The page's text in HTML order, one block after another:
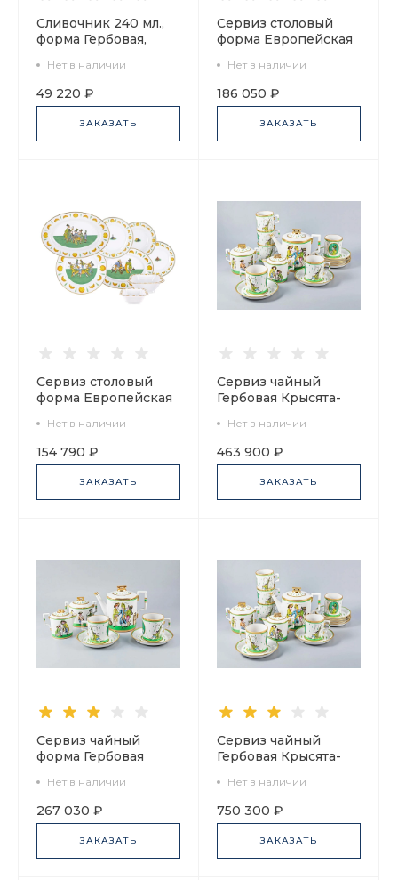
Сливочник 240 мл.,
форма Гербовая,
воришки арт.
80.54330.00.1
Нет в наличии
49 220 ₽
ЗАКАЗАТЬ
Сервиз столовый
форма Европейская
воришки, 2 персоны
9 предметов арт.
81.28018.00.1
Нет в наличии
186 050 ₽
ЗАКАЗАТЬ
Сервиз столовый
форма Европейская
воришки 2, 6 персон
24 предмета арт.
81.28245.00.1
Нет в наличии
154 790 ₽
ЗАКАЗАТЬ
Сервиз чайный
Гербовая Крысята-
15 предметов, арт.
81.16925.00.1
Нет в наличии
463 900 ₽
ЗАКАЗАТЬ
Сервиз чайный
форма Гербовая
воришки, 2 персоны
7 предметов, арт.
81.16587.00.1
Нет в наличии
267 030 ₽
ЗАКАЗАТЬ
Сервиз чайный
Гербовая Крысята-
27 предметов, арт.
81.16734.00.1
Нет в наличии
750 300 ₽
ЗАКАЗАТЬ